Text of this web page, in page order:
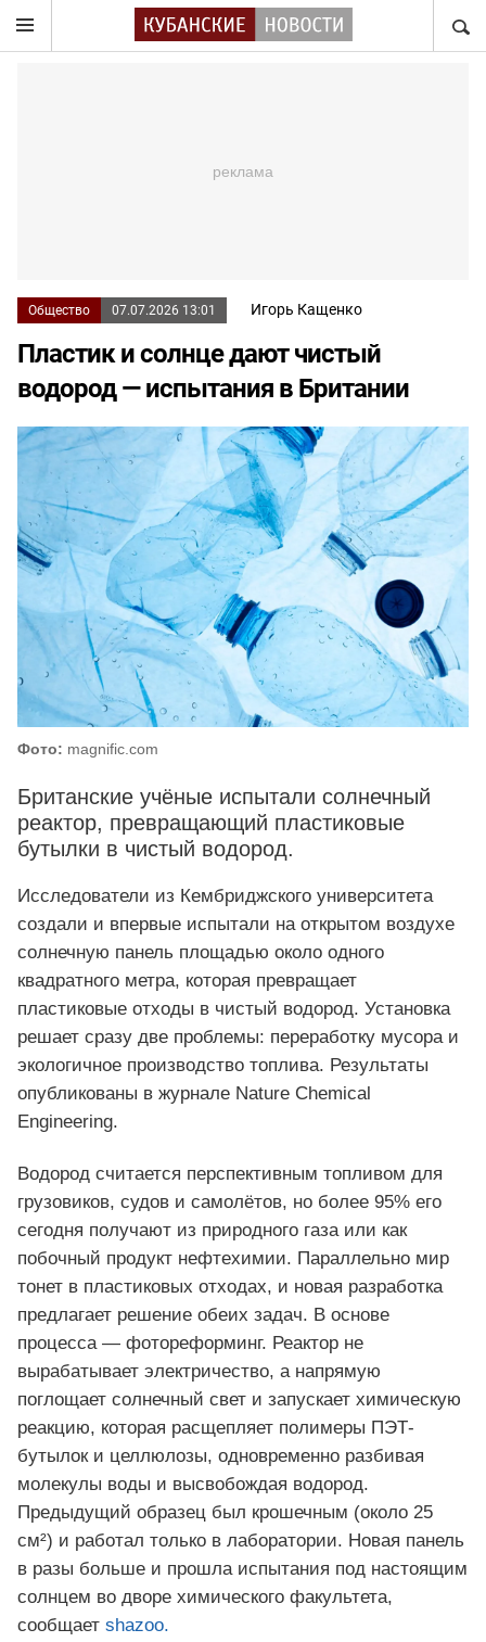
Общество 07.07.2026 13:01 Игорь Кащенко
Пластик и солнце дают чистый
водород — испытания в Британии
Фото: magnific.com
Британские учёные испытали солнечный
реактор, превращающий пластиковые
бутылки в чистый водород.
Исследователи из Кембриджского университета
создали и впервые испытали на открытом воздухе
солнечную панель площадью около одного
квадратного метра, которая превращает
пластиковые отходы в чистый водород. Установка
решает сразу две проблемы: переработку мусора и
экологичное производство топлива. Результаты
опубликованы в журнале Nature Chemical
Engineering.
Водород считается перспективным топливом для
грузовиков, судов и самолётов, но более 95% его
сегодня получают из природного газа или как
побочный продукт нефтехимии. Параллельно мир
тонет в пластиковых отходах, и новая разработка
предлагает решение обеих задач. В основе
процесса — фотореформинг. Реактор не
вырабатывает электричество, а напрямую
поглощает солнечный свет и запускает химическую
реакцию, которая расщепляет полимеры ПЭТ-
бутылок и целлюлозы, одновременно разбивая
молекулы воды и высвобождая водород.
Предыдущий образец был крошечным (около 25
см²) и работал только в лаборатории. Новая панель
в разы больше и прошла испытания под настоящим
солнцем во дворе химического факультета,
сообщает shazoo.